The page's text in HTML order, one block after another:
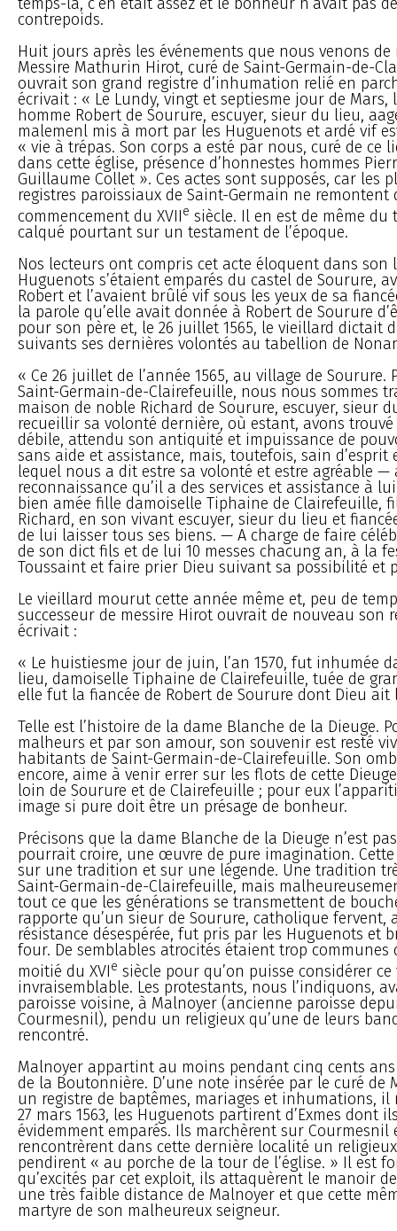
contrepoids.
Huit jours après les événements que nous venons de
Messire Mathurin Hirot, curé de Saint-Germain-de-
ouvrait son grand registre d’inhumation relié en
écrivait : « Le Lundy, vingt et septiesme jour de Mars,
homme Robert de Sourure, escuyer, sieur du lieu,
malemenl mis à mort par les Huguenots et ardé vif
« vie à trépas. Son corps a esté par nous, curé de ce
dans cette église, présence d’honnestes hommes
Guillaume Collet ». Ces actes sont supposés, car les
registres paroissiaux de Saint-Germain ne remontent
commencement du XVIIe siècle. Il en est de même du
calqué pourtant sur un testament de l’époque.
Nos lecteurs ont compris cet acte éloquent dans son
Huguenots s’étaient emparés du castel de Sourure,
Robert et l’avaient brûlé vif sous les yeux de sa
la parole qu’elle avait donnée à Robert de Sourure
pour son père et, le 26 juillet 1565, le vieillard dictait
suivants ses dernières volontés au tabellion de
« Ce 26 juillet de l’année 1565, au village de Sourure.
Saint-Germain-de-Clairefeuille, nous nous sommes
maison de noble Richard de Sourure, escuyer, sieur
recueillir sa volonté dernière, où estant, avons
débile, attendu son antiquité et impuissance de
sans aide et assistance, mais, toutefois, sain d’esprit
lequel nous a dit estre sa volonté et estre agréable
reconnaissance qu’il a des services et assistance à
bien amée fille damoiselle Tiphaine de Clairefeuille,
Richard, en son vivant escuyer, sieur du lieu et
de lui laisser tous ses biens. — A charge de faire
de son dict fils et de lui 10 messes chacung an, à la
Toussaint et faire prier Dieu suivant sa possibilité et
Le vieillard mourut cette année même et, peu de
successeur de messire Hirot ouvrait de nouveau son
écrivait :
« Le huistiesme jour de juin, l’an 1570, fut inhumée
lieu, damoiselle Tiphaine de Clairefeuille, tuée de
elle fut la fiancée de Robert de Sourure dont Dieu ait
Telle est l’histoire de la dame Blanche de la Dieuge.
malheurs et par son amour, son souvenir est resté
habitants de Saint-Germain-de-Clairefeuille. Son
encore, aime à venir errer sur les flots de cette
loin de Sourure et de Clairefeuille ; pour eux
image si pure doit être un présage de bonheur.
Précisons que la dame Blanche de la Dieuge n’est
pourrait croire, une œuvre de pure imagination.
sur une tradition et sur une légende. Une tradition
Saint-Germain-de-Clairefeuille, mais
tout ce que les générations se transmettent de
rapporte qu’un sieur de Sourure, catholique fervent,
résistance désespérée, fut pris par les Huguenots et
four. De semblables atrocités étaient trop communes
moitié du XVIe siècle pour qu’on puisse considérer
invraisemblable. Les protestants, nous l’indiquons,
paroisse voisine, à Malnoyer (ancienne paroisse
Courmesnil), pendu un religieux qu’une de leurs
rencontré.
Malnoyer appartint au moins pendant cinq cents
de la Boutonnière. D’une note insérée par le curé de
un registre de baptêmes, mariages et inhumations, il
27 mars 1563, les Huguenots partirent d’Exmes dont
évidemment emparés. Ils marchèrent sur Courmesnil
rencontrèrent dans cette dernière localité un
pendirent « au porche de la tour de l’église. » Il est
qu’excités par cet exploit, ils attaquèrent le manoir
une très faible distance de Malnoyer et que cette
martyre de son malheureux seigneur.